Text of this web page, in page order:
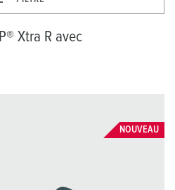
Xtra R avec
NOUVEAU